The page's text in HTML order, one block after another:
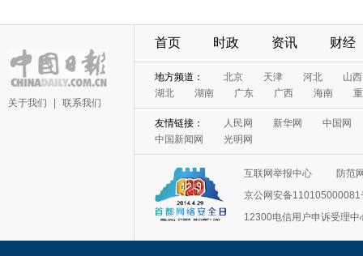
关于我们 联系我们
首页 时政 资讯 财经
地方频道： 北京 天津 河北
山西
湖北
湖南 广东 广西 海南
友情链接： 人民网 新华网
中国网
中国新闻网
光明网
互联网举报中心
防范
京公网安备110105000081
12300电信用户申诉受理中